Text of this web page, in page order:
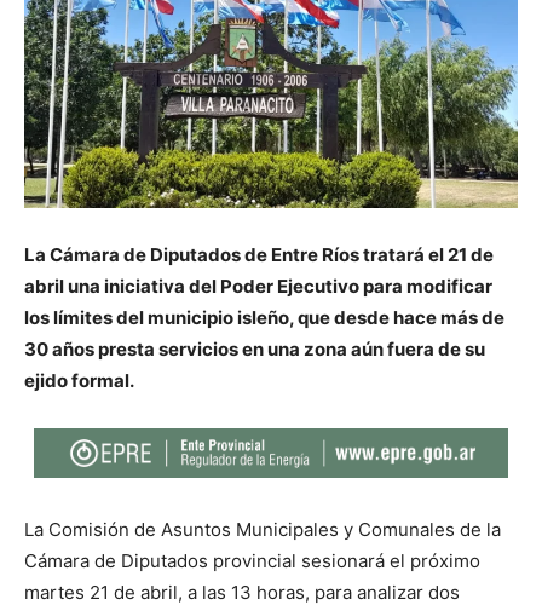
La Cámara de Diputados de Entre Ríos tratará el 21 de
abril una iniciativa del Poder Ejecutivo para modificar
los límites del municipio isleño, que desde hace más de
30 años presta servicios en una zona aún fuera de su
ejido formal.
La Comisión de Asuntos Municipales y Comunales de la
Cámara de Diputados provincial sesionará el próximo
martes 21 de abril, a las 13 horas, para analizar dos